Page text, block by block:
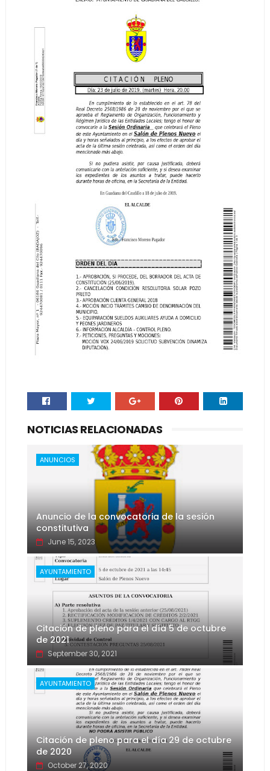
NOTICIAS RELACIONADAS
ANUNCIOS
Anuncio de la convocatoria de la sesión
constitutiva
June 15, 2023
AYUNTAMIENTO
Citación de pleno para el día 5 de octubre
de 2021
September 30, 2021
AYUNTAMIENTO
Citación de pleno para el día 29 de octubre
de 2020
October 27, 2020